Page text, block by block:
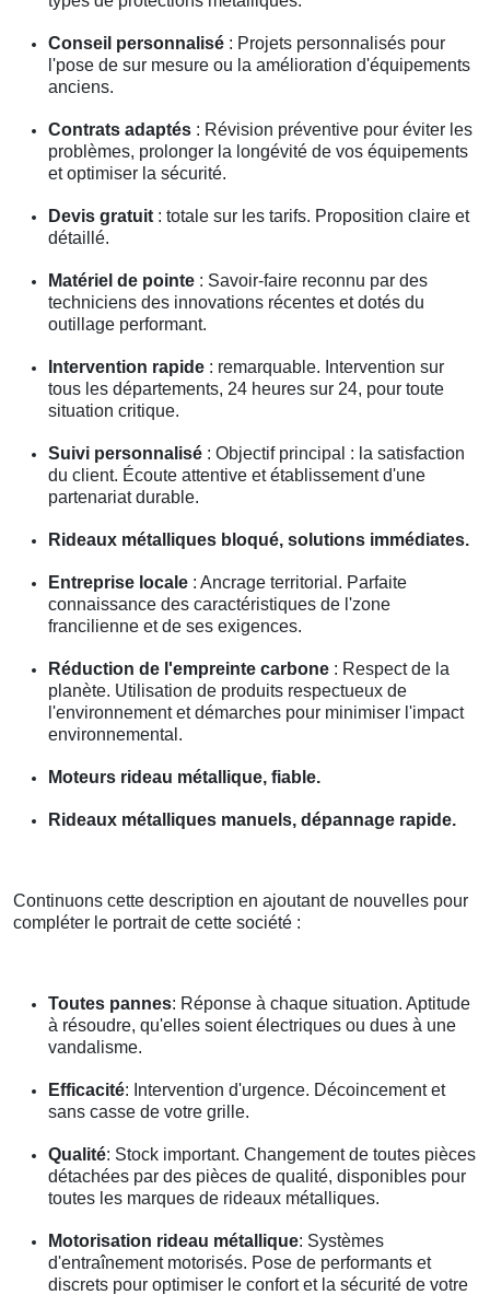
Conseil personnalisé : Projets personnalisés pour
l'pose de sur mesure ou la amélioration d'équipements
anciens.
Contrats adaptés : Révision préventive pour éviter les
problèmes, prolonger la longévité de vos équipements
et optimiser la sécurité.
Devis gratuit : totale sur les tarifs. Proposition claire et
détaillé.
Matériel de pointe : Savoir-faire reconnu par des
techniciens des innovations récentes et dotés du
outillage performant.
Intervention rapide : remarquable. Intervention sur
tous les départements, 24 heures sur 24, pour toute
situation critique.
Suivi personnalisé : Objectif principal : la satisfaction
du client. Écoute attentive et établissement d'une
partenariat durable.
Rideaux métalliques bloqué, solutions immédiates.
Entreprise locale : Ancrage territorial. Parfaite
connaissance des caractéristiques de l'zone
francilienne et de ses exigences.
Réduction de l'empreinte carbone : Respect de la
planète. Utilisation de produits respectueux de
l'environnement et démarches pour minimiser l'impact
environnemental.
Moteurs rideau métallique, fiable.
Rideaux métalliques manuels, dépannage rapide.
Continuons cette description en ajoutant de nouvelles pour
compléter le portrait de cette société :
Toutes pannes: Réponse à chaque situation. Aptitude
à résoudre, qu'elles soient électriques ou dues à une
vandalisme.
Efficacité: Intervention d'urgence. Décoincement et
sans casse de votre grille.
Qualité: Stock important. Changement de toutes pièces
détachées par des pièces de qualité, disponibles pour
toutes les marques de rideaux métalliques.
Motorisation rideau métallique: Systèmes
d'entraînement motorisés. Pose de performants et
discrets pour optimiser le confort et la sécurité de votre